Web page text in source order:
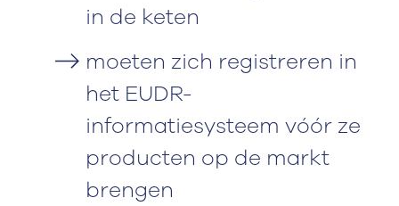
in de keten
moeten zich registreren in
het EUDR-
informatiesysteem vóór ze
producten op de markt
brengen